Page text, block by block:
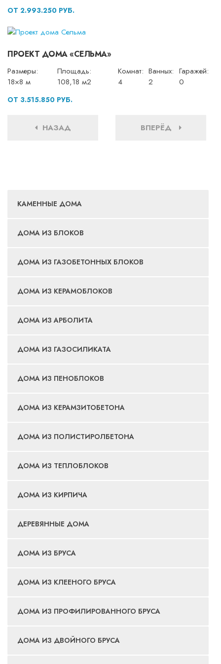
ОТ 2.993.250 РУБ.
ПРОЕКТ ДОМА «СЕЛЬМА»
Размеры:
18×8 м
Площадь:
108,18 м2
Комнат:
4
Ванных:
2
Гаражей:
0
ОТ 3.515.850 РУБ.
НАЗАД ВПЕРЁД
КАМЕННЫЕ ДОМА
ДОМА ИЗ БЛОКОВ
ДОМА ИЗ ГАЗОБЕТОННЫХ БЛОКОВ
ДОМА ИЗ КЕРАМОБЛОКОВ
ДОМА ИЗ АРБОЛИТА
ДОМА ИЗ ГАЗОСИЛИКАТА
ДОМА ИЗ ПЕНОБЛОКОВ
ДОМА ИЗ КЕРАМЗИТОБЕТОНА
ДОМА ИЗ ПОЛИСТИРОЛБЕТОНА
ДОМА ИЗ ТЕПЛОБЛОКОВ
ДОМА ИЗ КИРПИЧА
ДЕРЕВЯННЫЕ ДОМА
ДОМА ИЗ БРУСА
ДОМА ИЗ КЛЕЕНОГО БРУСА
ДОМА ИЗ ПРОФИЛИРОВАННОГО БРУСА
ДОМА ИЗ ДВОЙНОГО БРУСА